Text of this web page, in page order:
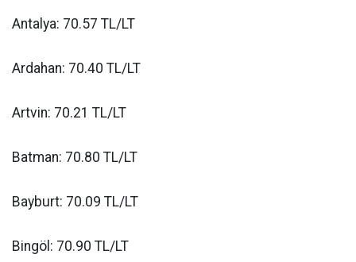
Antalya: 70.57 TL/LT
Ardahan: 70.40 TL/LT
Artvin: 70.21 TL/LT
Batman: 70.80 TL/LT
Bayburt: 70.09 TL/LT
Bingöl: 70.90 TL/LT